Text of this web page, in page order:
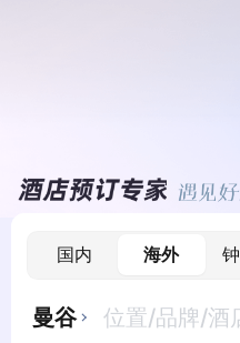
国内 海外
曼谷 位置/品牌/酒